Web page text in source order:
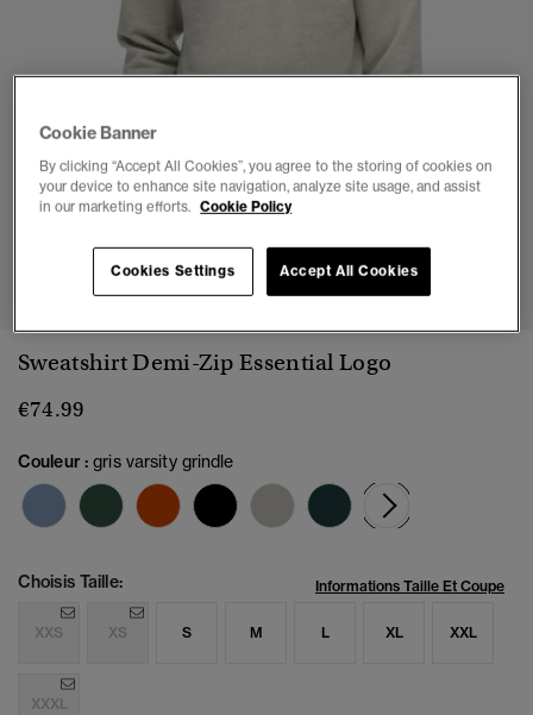
1 2 4 5
Sweatshirt Demi-Zip Essential Logo
€74.99
Couleur :gris varsity grindle
Choisis Taille: Informations Taille Et Coupe
XXS XS S M L XL XXL
XXXL
Cookie Banner
By clicking “Accept All Cookies”, you agree to the storing of cookies on
your device to enhance site navigation, analyze site usage, and assist
in our marketing efforts. Cookie Policy
Cookies Settings Accept All Cookies